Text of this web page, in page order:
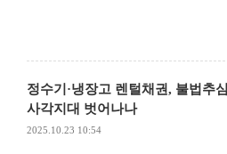
정수기·냉장고 렌털채권, 불법추심
사각지대 벗어나나
2025.10.23 10:54